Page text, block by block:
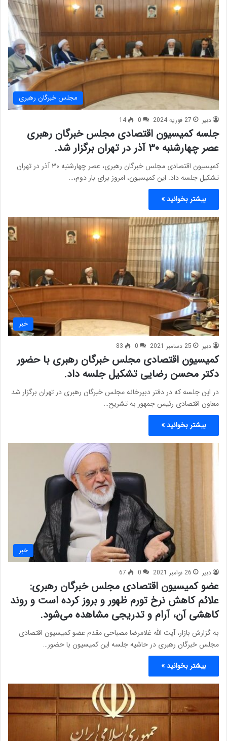
مجلس خبرگان رهبری
دبیر 27 فوریه 2024 0
14
جلسه کمیسیون اقتصادی مجلس خبرگان رهبری
عصر چهارشنبه ٣٠ آذر در تهران برگزار شد.
کمیسیون اقتصادی مجلس خبرگان رهبری، عصر چهارشنبه ٣٠ آذر در تهران
تشکیل جلسه داد. این کمیسیون، امروز برای بار دوم،…
بیشتر بخوانید »
خبر
دبیر 25 دسامبر 2021 0
83
کمیسیون اقتصادی مجلس خبرگان رهبری با حضور
دکتر محسن رضایی تشکیل جلسه داد.
در این جلسه که در دفتر دبیرخانه مجلس خبرگان رهبری در تهران برگزار شد
معاون اقتصادی رئیس جمهور به تشریح…
بیشتر بخوانید »
خبر
دبیر 26 نوامبر 2021 0
67
عضو کمیسیون اقتصادی مجلس خبرگان رهبری:
علائم کاهش نرخ تورم ظهور و بروز کرده است و روند
کاهشی آن، آرام و تدریجی مشاهده می‌شود.
به گزارش بازار، آیت الله غلامرضا مصباحی مقدم عضو کمیسیون اقتصادی
مجلس خبرگان رهبری در حاشیه جلسه این کمیسیون با حضور…
بیشتر بخوانید »